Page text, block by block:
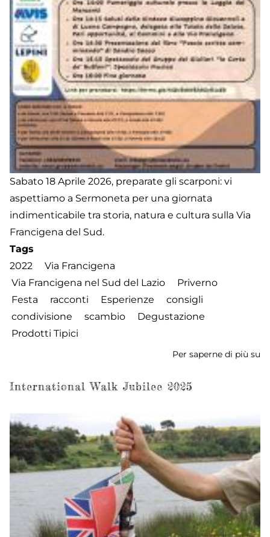
Sabato 18 Aprile 2026, preparate gli scarponi: vi
aspettiamo a Sermoneta per una giornata
indimenticabile tra storia, natura e cultura sulla Via
Francigena del Sud.
Tags
2022
Via Francigena
Via Francigena nel Sud del Lazio
Priverno
Festa
racconti Esperienze
consigli
condivisione
scambio
Degustazione
Prodotti Tipici
Per saperne di più su
International Walk Jubilee 2025